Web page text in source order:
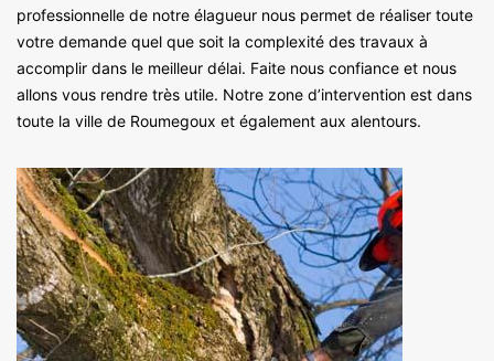
professionnelle de notre élagueur nous permet de réaliser toute
votre demande quel que soit la complexité des travaux à
accomplir dans le meilleur délai. Faite nous confiance et nous
allons vous rendre très utile. Notre zone d’intervention est dans
toute la ville de Roumegoux et également aux alentours.